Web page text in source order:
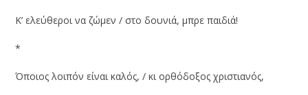
Κ’ ελεύθεροι να ζώμεν / στο δουνιά, μπρε παιδιά!
*
Όποιος λοιπόν είναι καλός, / κι ορθόδοξος χριστιανός,